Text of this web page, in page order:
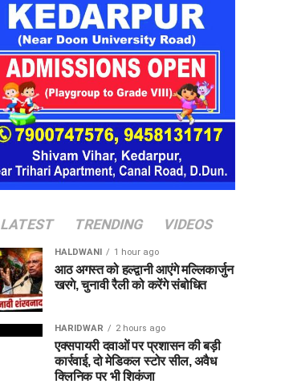
LATEST TRENDING VIDEOS
HALDWANI 1 hour ago
आठ अगस्त को हल्द्वानी आएंगे मल्लिकार्जुन
खरगे, चुनावी रैली को करेंगे संबोधित
HARIDWAR 2 hours ago
एक्सपायरी दवाओं पर प्रशासन की बड़ी
कार्रवाई, दो मेडिकल स्टोर सील, अवैध
क्लिनिक पर भी शिकंजा